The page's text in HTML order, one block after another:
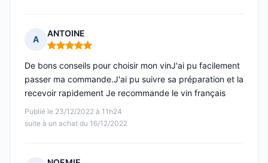
A
ANTOINE
Note : 5 sur 5
Publié le 23/12/2022 à 11h24
suite à un achat du 16/12/2022
De bons conseils pour choisir mon vinJ'ai pu facilement
passer ma commande.J'ai pu suivre sa préparation et la
recevoir rapidement Je recommande le vin français